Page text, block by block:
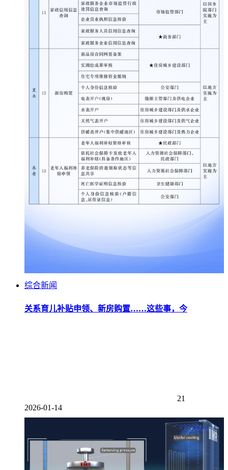
综合新闻
关系育儿补贴申领、新房购置……这些事，今
21
2026-01-14